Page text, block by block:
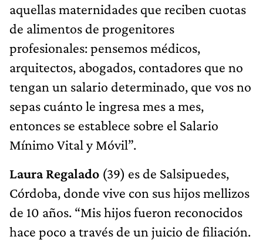
aquellas maternidades que reciben cuotas
de alimentos de progenitores
profesionales: pensemos médicos,
arquitectos, abogados, contadores que no
tengan un salario determinado, que vos no
sepas cuánto le ingresa mes a mes,
entonces se establece sobre el Salario
Mínimo Vital y Móvil”.
Laura Regalado (39) es de Salsipuedes,
Córdoba, donde vive con sus hijos mellizos
de 10 años. “Mis hijos fueron reconocidos
hace poco a través de un juicio de filiación.